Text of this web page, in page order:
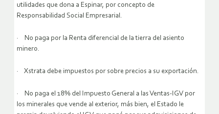
utilidades que dona a Espinar, por concepto de
Responsabilidad Social Empresarial.
· No paga por la Renta diferencial de la tierra del asiento
minero.
· Xstrata debe impuestos por sobre precios a su exportación.
· No paga el 18% del Impuesto General a las Ventas-IGV por
los minerales que vende al exterior, más bien, el Estado le